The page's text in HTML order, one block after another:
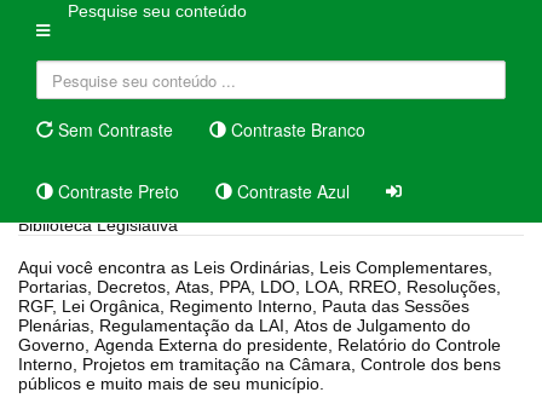
Pesquise seu conteúdo
Sem Contraste Contraste Branco
Contraste Preto Contraste Azul
Biblioteca Legislativa
Aqui você encontra as Leis Ordinárias, Leis Complementares,
Portarias, Decretos, Atas, PPA, LDO, LOA, RREO, Resoluções,
RGF, Lei Orgânica, Regimento Interno, Pauta das Sessões
Plenárias, Regulamentação da LAI, Atos de Julgamento do
Governo, Agenda Externa do presidente, Relatório do Controle
Interno, Projetos em tramitação na Câmara, Controle dos bens
públicos e muito mais de seu município.